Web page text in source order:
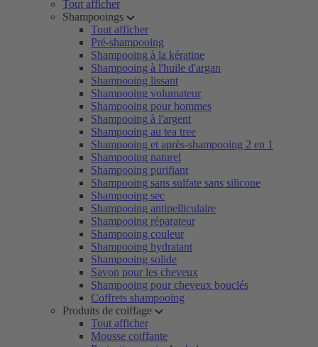
Tout afficher
Shampooings
Tout afficher
Pré-shampooing
Shampooing à la kératine
Shampooing à l'huile d'argan
Shampooing lissant
Shampooing volumateur
Shampooing pour hommes
Shampooing à l'argent
Shampooing au tea tree
Shampooing et après-shampooing 2 en 1
Shampooing naturel
Shampooing purifiant
Shampooing sans sulfate sans silicone
Shampooing sec
Shampooing antipelliculaire
Shampooing réparateur
Shampooing couleur
Shampooing hydratant
Shampooing solide
Savon pour les cheveux
Shampooing pour cheveux bouclés
Coffrets shampooing
Produits de coiffage
Tout afficher
Mousse coiffante